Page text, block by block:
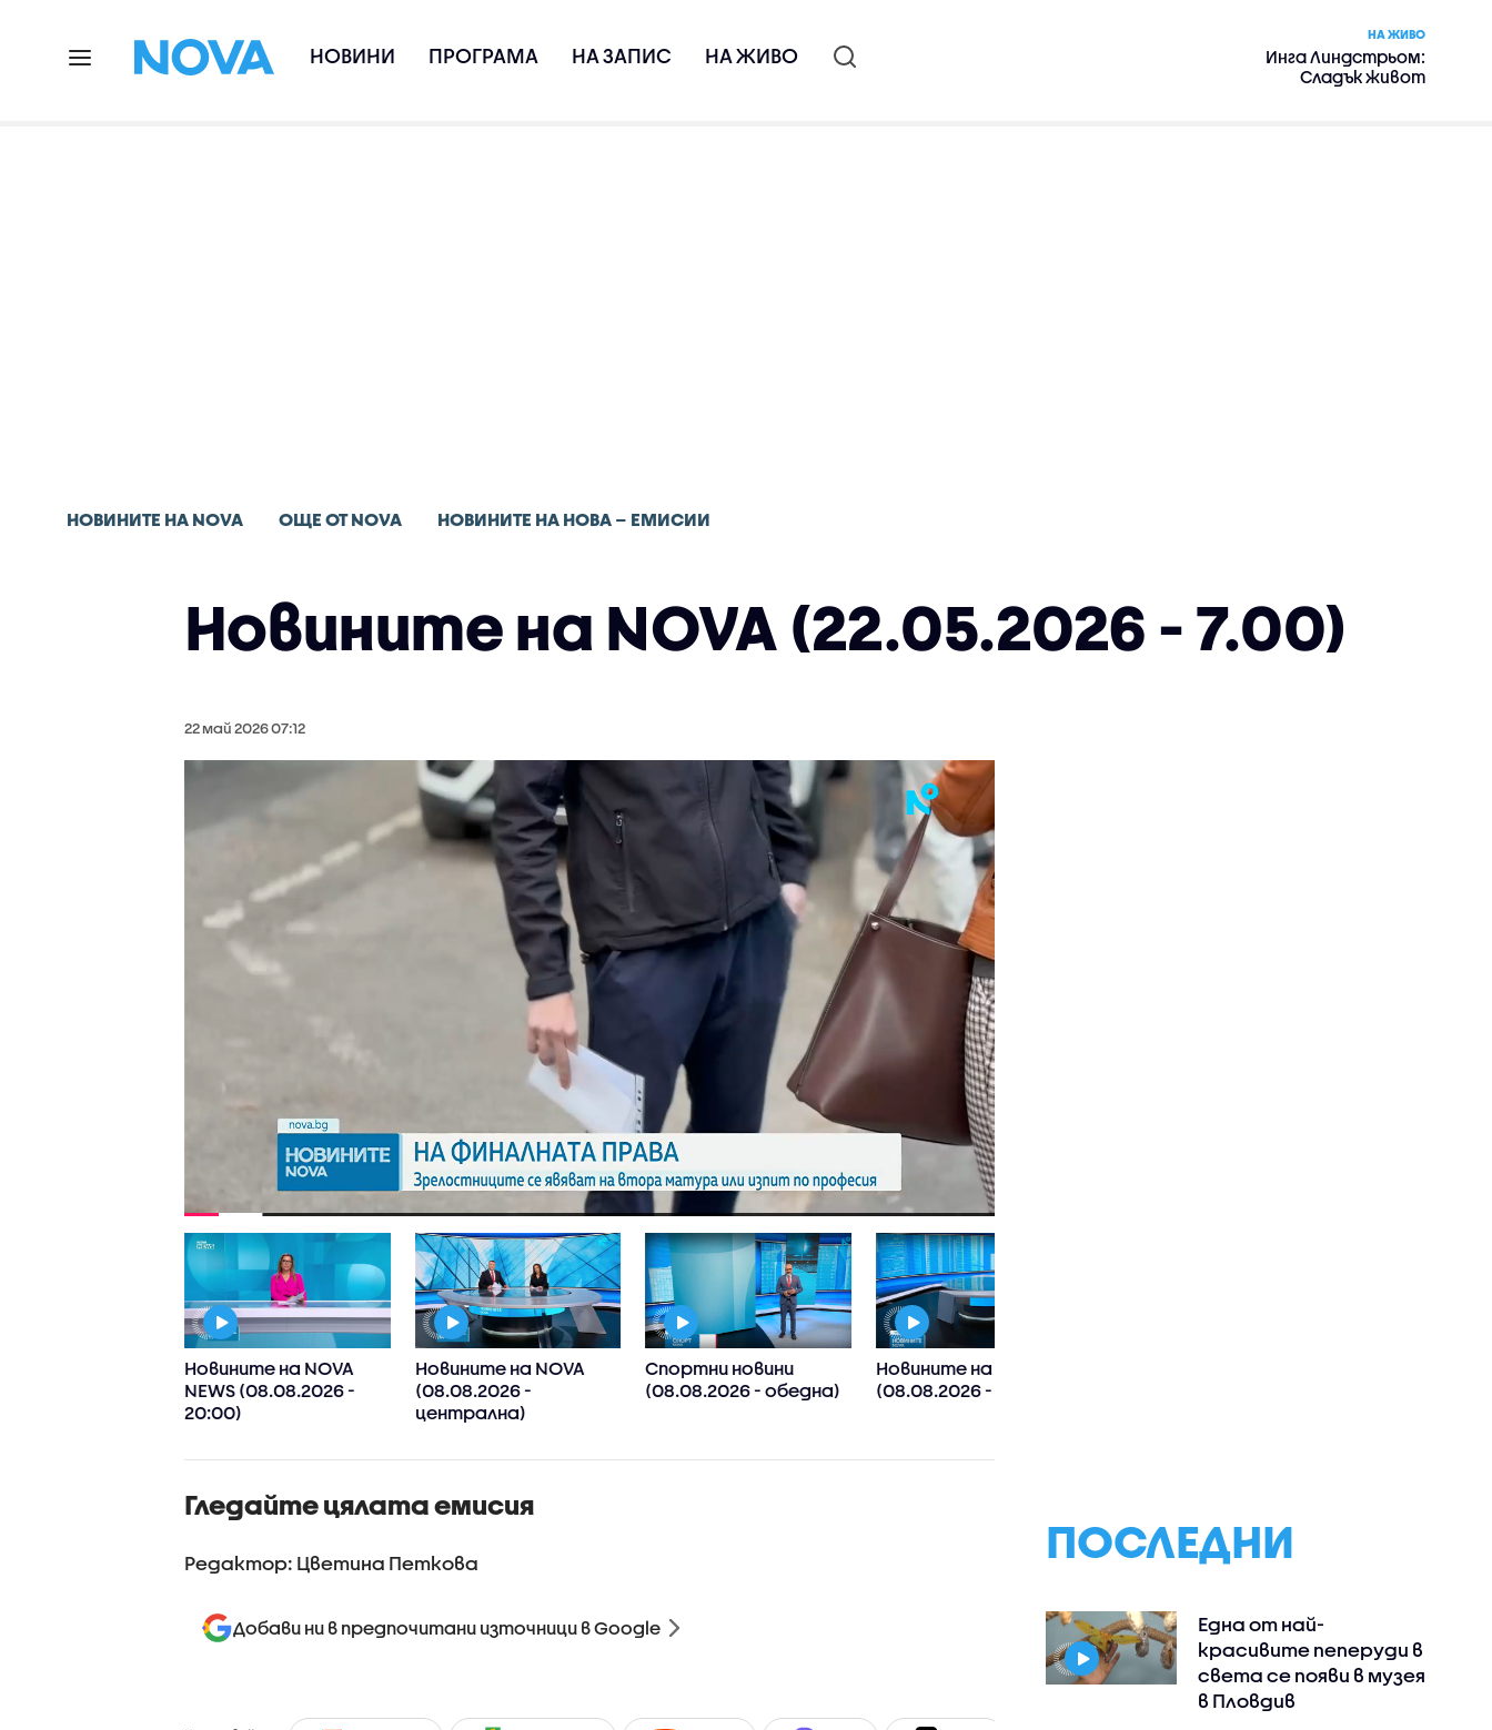
НОВИНИ ПРОГРАМА НА ЗАПИС НА ЖИВО
НА ЖИВО
Инга Линдстрьом:
Сладък живот
НОВИНИТЕ НА NOVA ОЩЕ ОТ NOVA НОВИНИТЕ НА НОВА – ЕМИСИИ
Новините на NOVA (22.05.2026 - 7.00)
22 май 2026 07:12
Новините на NOVA
NEWS (08.08.2026 -
20:00)
Новините на NOVA
(08.08.2026 -
централна)
Спортни новини
(08.08.2026 - обедна)
Новините на NOVA
(08.08.2026 - обедна)
Гледайте цялата емисия
Редактор: Цветина Петкова
Добави ни в предпочитани източници в Google
ПОСЛЕДНИ
Една от най-
красивите пеперуди в
света се появи в музея
в Пловдив